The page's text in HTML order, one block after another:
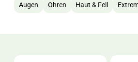
Augen Ohren Haut & Fell